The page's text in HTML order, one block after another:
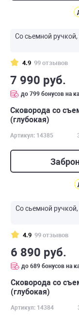
Со сьемной
4.9 99 отзывов
7 990 руб.
до 799 бонусов на
Сковорода со
(глубокая)
Артикул: 14385
Со сьемной
4.9 99 отзывов
6 890 руб.
до 689 бонусов на
Сковорода со
(глубокая)
Артикул: 14384